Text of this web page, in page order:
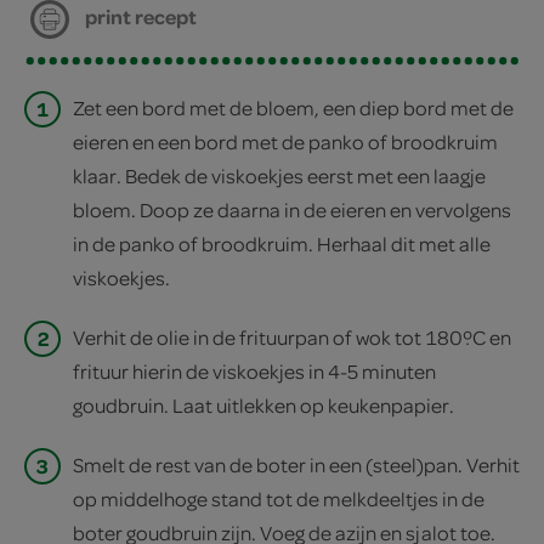
print recept
1
Zet een bord met de bloem, een diep bord met de
eieren en een bord met de panko of broodkruim
klaar. Bedek de viskoekjes eerst met een laagje
bloem. Doop ze daarna in de eieren en vervolgens
in de panko of broodkruim. Herhaal dit met alle
viskoekjes.
2
Verhit de olie in de frituurpan of wok tot 180ºC en
frituur hierin de viskoekjes in 4-5 minuten
goudbruin. Laat uitlekken op keukenpapier.
3
Smelt de rest van de boter in een (steel)pan. Verhit
op middelhoge stand tot de melkdeeltjes in de
boter goudbruin zijn. Voeg de azijn en sjalot toe.